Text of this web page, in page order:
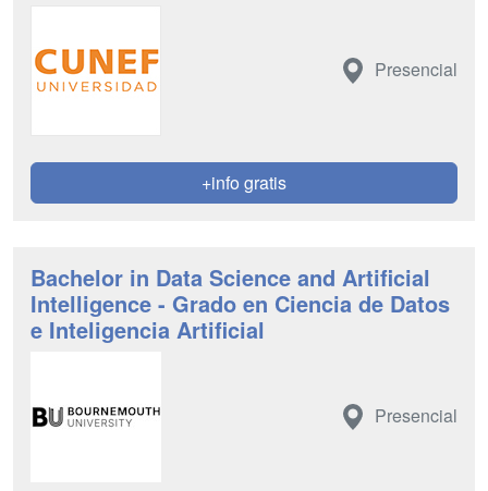
Presencial
+info gratis
Bachelor in Data Science and Artificial
Intelligence - Grado en Ciencia de Datos
e Inteligencia Artificial
Presencial